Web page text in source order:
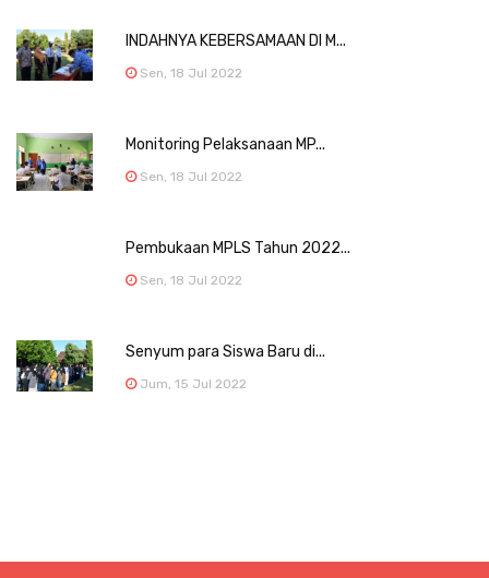
INDAHNYA KEBERSAMAAN DI M...
Sen, 18 Jul 2022
Monitoring Pelaksanaan MP...
Sen, 18 Jul 2022
Pembukaan MPLS Tahun 2022...
Sen, 18 Jul 2022
Senyum para Siswa Baru di...
Jum, 15 Jul 2022